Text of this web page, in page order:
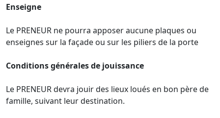
Enseigne
Le PRENEUR ne pourra apposer aucune plaques ou
enseignes sur la façade ou sur les piliers de la porte
Conditions générales de jouissance
Le PRENEUR devra jouir des lieux loués en bon père de
famille, suivant leur destination.